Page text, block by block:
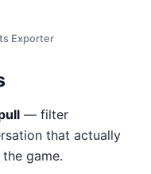
Exporter
— filter
that actually
game.